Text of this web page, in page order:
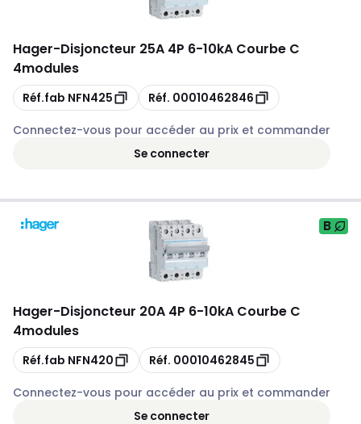
Hager-Disjoncteur 25A 4P 6-10kA Courbe C
4modules
Copie
Réf.fab NFN425 Copie
Réf. 00010462846
Connectez-vous pour accéder au prix et commander
Se connecter
B
Hager-Disjoncteur 20A 4P 6-10kA Courbe C
4modules
Copie
Réf.fab NFN420 Copie
Réf. 00010462845
Connectez-vous pour accéder au prix et commander
Se connecter